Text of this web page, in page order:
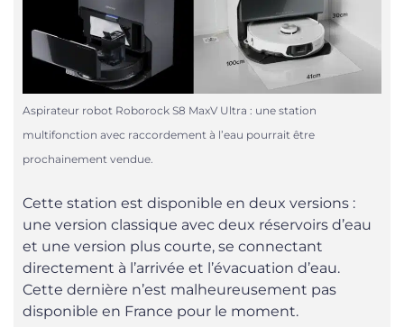
Aspirateur robot Roborock S8 MaxV Ultra : une station
multifonction avec raccordement à l’eau pourrait être
prochainement vendue.
Cette station est disponible en deux versions :
une version classique avec deux réservoirs d’eau
et une version plus courte, se connectant
directement à l’arrivée et l’évacuation d’eau.
Cette dernière n’est malheureusement pas
disponible en France pour le moment.